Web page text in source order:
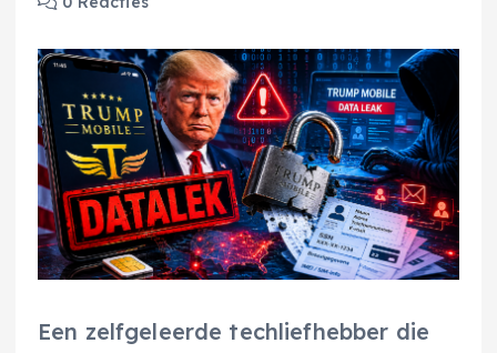
Een zelfgeleerde techliefhebber die